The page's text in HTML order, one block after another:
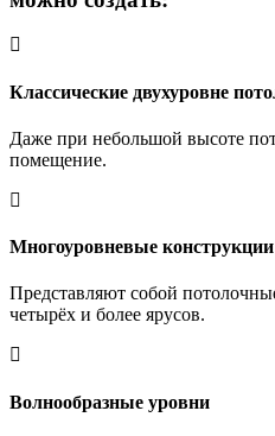
Классические двухуровне
Даже при небольшой высоте
помещение.
Многоуровневые конструкции
Представляют собой
четырёх и более ярусов.
Волнообразные уровни